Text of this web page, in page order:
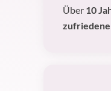
Über 10